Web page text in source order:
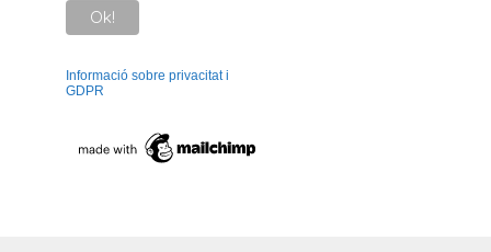
Informació sobre privacitat i
GDPR